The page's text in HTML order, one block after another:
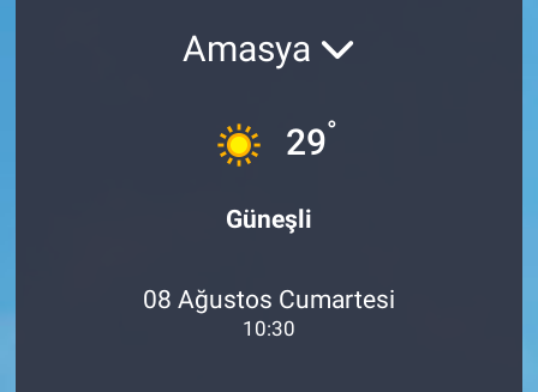
Amasya
29°
Güneşli
08 Ağustos Cumartesi
10:30